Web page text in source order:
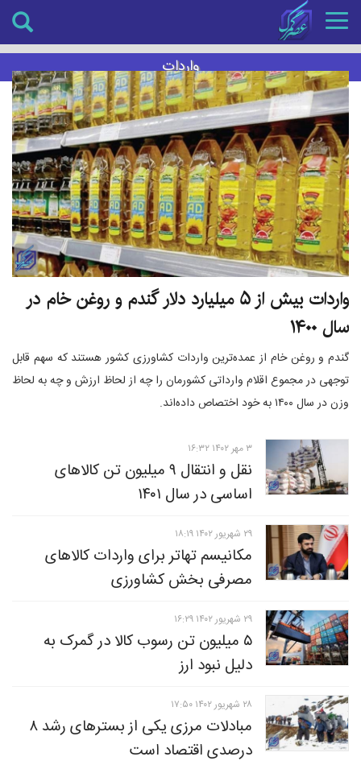
Toggle
navigation
واردات
واردات بیش از ۵ میلیارد دلار گندم و روغن خام در
سال ۱۴۰۰
گندم و روغن خام از عمده‌ترین واردات کشاورزی کشور هستند که سهم قابل
توجهی در مجموع اقلام وارداتی کشورمان را چه از لحاظ ارزش و چه به لحاظ
وزن در سال ۱۴۰۰ به خود اختصاص داده‌اند.
۳ مهر ۱۴۰۲ ۱۶:۳۲
نقل و انتقال ۹ میلیون تن کالاهای
اساسی در سال ۱۴۰۱
۲۹ شهريور ۱۴۰۲ ۱۸:۱۹
مکانیسم تهاتر برای واردات کالاهای
مصرفی بخش کشاورزی
۲۹ شهريور ۱۴۰۲ ۱۶:۲۹
۵ میلیون تن رسوب کالا در گمرک به
دلیل نبود ارز
۲۸ شهريور ۱۴۰۲ ۱۷:۵۰
مبادلات مرزی یکی از بسترهای رشد ۸
درصدی اقتصاد است